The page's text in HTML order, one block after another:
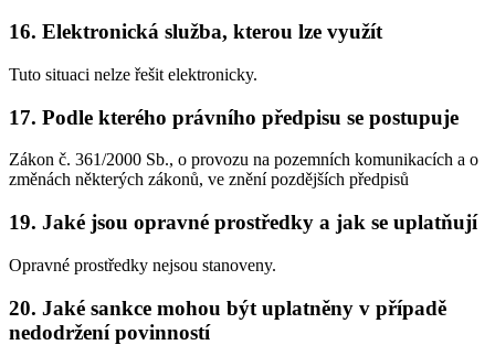
16. Elektronická služba, kterou lze využít
Tuto situaci nelze řešit elektronicky.
17. Podle kterého právního předpisu se postupuje
Zákon č. 361/2000 Sb., o provozu na pozemních komunikacích a o
změnách některých zákonů, ve znění pozdějších předpisů
19. Jaké jsou opravné prostředky a jak se uplatňují
Opravné prostředky nejsou stanoveny.
20. Jaké sankce mohou být uplatněny v případě
nedodržení povinností